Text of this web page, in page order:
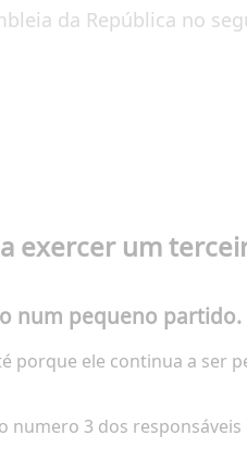
da República no
exercer um
num pequeno partido.
porque ele continua a ser
numero 3 dos responsáveis